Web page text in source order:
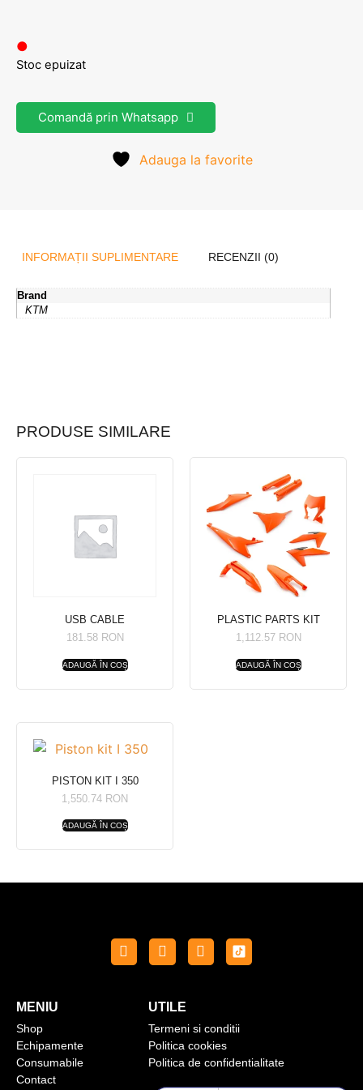
●
Stoc epuizat
Comandă prin Whatsapp
Adauga la favorite
INFORMAȚII SUPLIMENTARE RECENZII (0)
Brand
KTM
PRODUSE SIMILARE
USB CABLE
181.58 RON
ADAUGĂ ÎN COȘ
PLASTIC PARTS KIT
1,112.57 RON
ADAUGĂ ÎN COȘ
PISTON KIT I 350
1,550.74 RON
ADAUGĂ ÎN COȘ
MENIU
Shop
Echipamente
Consumabile
Contact
UTILE
Termeni si conditii
Politica cookies
Politica de confidentialitate